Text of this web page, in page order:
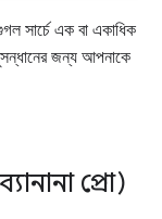
সার্চে এক বা একাধিক
জন্য আপনাকে
প্রো)